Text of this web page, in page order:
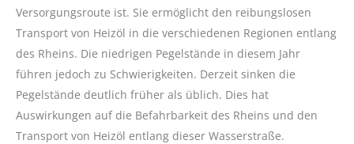
Versorgungsroute ist. Sie ermöglicht den reibungslosen
Transport von Heizöl in die verschiedenen Regionen entlang
des Rheins. Die niedrigen Pegelstände in diesem Jahr
führen jedoch zu Schwierigkeiten. Derzeit sinken die
Pegelstände deutlich früher als üblich. Dies hat
Auswirkungen auf die Befahrbarkeit des Rheins und den
Transport von Heizöl entlang dieser Wasserstraße.